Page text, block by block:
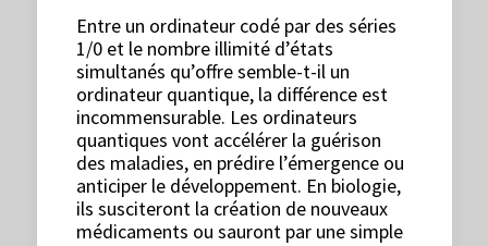
Entre un ordinateur codé par des séries
1/0 et le nombre illimité d’états
simultanés qu’offre semble-t-il un
ordinateur quantique, la différence est
incommensurable. Les ordinateurs
quantiques vont accélérer la guérison
des maladies, en prédire l’émergence ou
anticiper le développement. En biologie,
ils susciteront la création de nouveaux
médicaments ou sauront par une simple